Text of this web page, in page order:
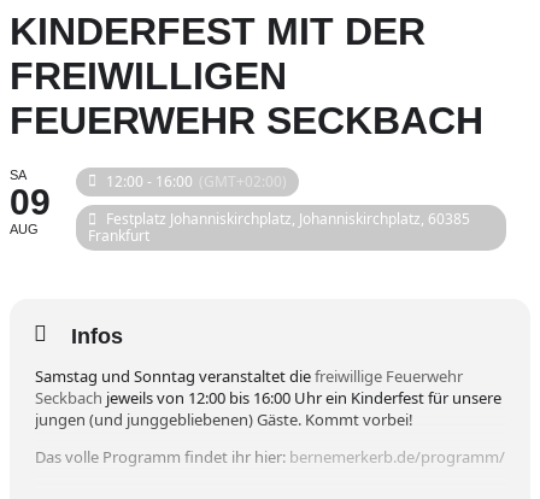
KINDERFEST MIT DER
FREIWILLIGEN
FEUERWEHR SECKBACH
SA
09
AUG
12:00 - 16:00 (GMT+02:00)
Festplatz Johanniskirchplatz, Johanniskirchplatz, 60385
Frankfurt
Infos
Samstag und Sonntag veranstaltet diefreiwillige Feuerwehr
Seckbach jeweils von 12:00 bis 16:00 Uhr ein Kinderfest für unsere
jungen (und junggebliebenen) Gäste. Kommt vorbei!
Das volle Programm findet ihr hier: bernemerkerb.de/programm/